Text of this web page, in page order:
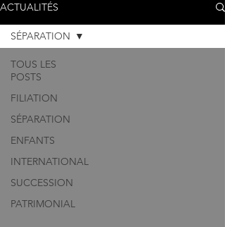
ACTUALITÉS
TOUS LES
POSTS
FILIATION
SÉPARATION
ENFANTS
INTERNATIONAL
SUCCESSION
PATRIMONIAL
SÉPARATION